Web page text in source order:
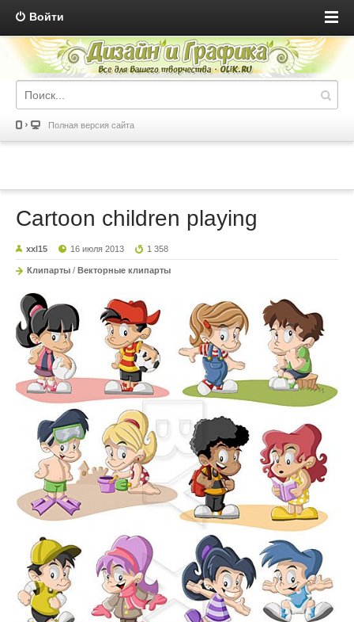
Войти
Полная версия сайта
Cartoon children playing
xxl15 16 июля 2013 1 358
Клипарты / Векторные клипарты